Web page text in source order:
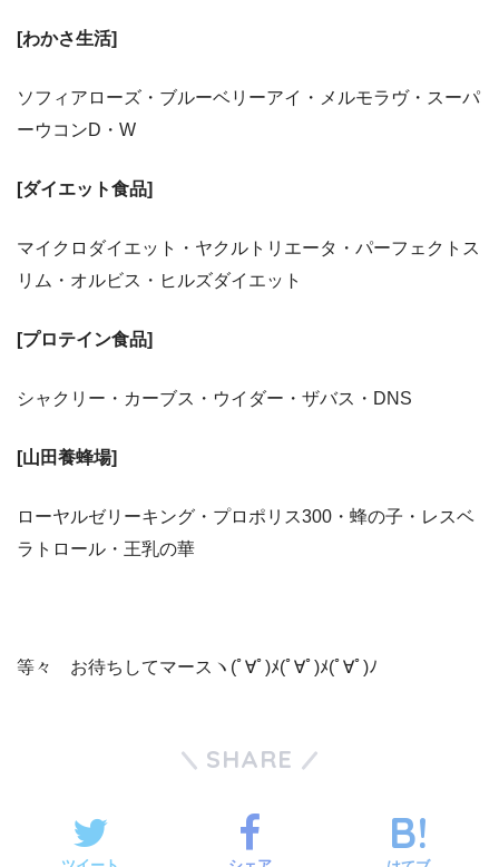
[わかさ生活]
ソフィアローズ・ブルーベリーアイ・メルモラヴ・スーパ
ーウコンD・W
[ダイエット食品]
マイクロダイエット・ヤクルトリエータ・パーフェクトス
リム・オルビス・ヒルズダイエット
[プロテイン食品]
シャクリー・カーブス・ウイダー・ザバス・DNS
[山田養蜂場]
ローヤルゼリーキング・プロポリス300・蜂の子・レスベ
ラトロール・王乳の華
等々 お待ちしてマースヽ(ﾟ∀ﾟ)ﾒ(ﾟ∀ﾟ)ﾒ(ﾟ∀ﾟ)ﾉ
SHARE